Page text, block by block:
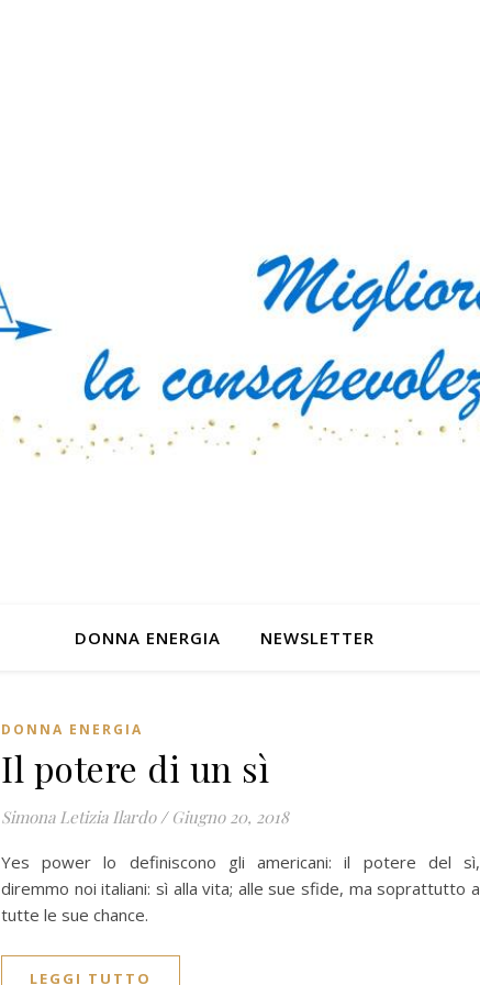
DONNA ENERGIA NEWSLETTER
DONNA ENERGIA
Il potere di un sì
Simona Letizia Ilardo / Giugno 20, 2018
Yes power lo definiscono gli americani: il potere del sì,
diremmo noi italiani: sì alla vita; alle sue sfide, ma soprattutto a
tutte le sue chance.
LEGGI TUTTO